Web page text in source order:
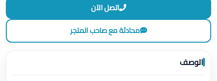
اتصل الآن
محادثة مع صاحب المتجر
الوصف